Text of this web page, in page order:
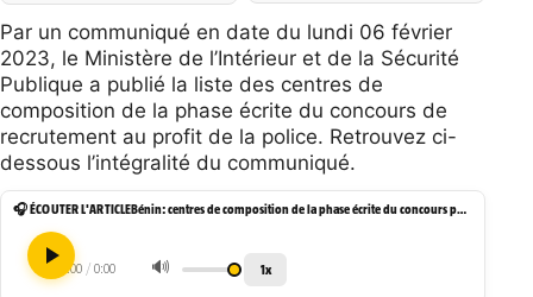
Par un communiqué en date du lundi 06 février
2023, le Ministère de l’Intérieur et de la Sécurité
Publique a publié la liste des centres de
composition de la phase écrite du concours de
recrutement au profit de la police. Retrouvez ci-
dessous l’intégralité du communiqué.
🎧 ÉCOUTER L'ARTICLE Bénin: centres de composition de la phase écrite du concours police
0:00 / 0:00 🔊 1x